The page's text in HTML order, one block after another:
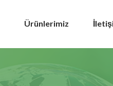
Ürünlerimiz